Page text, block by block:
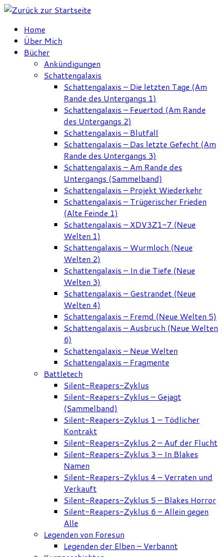
Zum
springenHome
Über Mich
Bücher
Ankündigungen
Schattengalaxis
Schattengalaxis – Die letzten Tage (Am
Rande des Untergangs 1)
Schattengalaxis – Feuertod (Am Rande
des Untergangs 2)
Schattengalaxis – Blutfall
Schattengalaxis – Das letzte Gefecht (Am
Rande des Untergangs 3)
Schattengalaxis – Am Rande des
Untergangs (Sammelband)
Schattengalaxis – Projekt Wiederkehr
Schattengalaxis – Trügerischer Frieden
(Alte Feinde 1)
Schattengalaxis – XDV3Z1-7 (Neue
Welten 1)
Schattengalaxis – Wurmloch (Neue
Welten 2)
Schattengalaxis – In die Tiefe (Neue
Welten 3)
Schattengalaxis – Gestrandet (Neue
Welten 4)
Schattengalaxis – Fremd (Neue Welten 5)
Schattengalaxis – Ausbruch (Neue Welten
6)
Schattengalaxis – Neue Welten
Schattengalaxis – Fragmente
Battletech
Silent-Reapers-Zyklus
Silent-Reapers-Zyklus – Gejagt
(Sammelband)
Silent-Reapers-Zyklus 1 – Tödlicher
Kontrakt
Silent-Reapers-Zyklus 2 – Auf der Flucht
Silent-Reapers-Zyklus 3 – In Blakes
Namen
Silent-Reapers-Zyklus 4 – Verraten und
Verkauft
Silent-Reapers-Zyklus 5 – Blakes Horror
Silent-Reapers-Zyklus 6 – Allein gegen
Alle
Legenden von Foresun
Legenden der Elben – Verbannt